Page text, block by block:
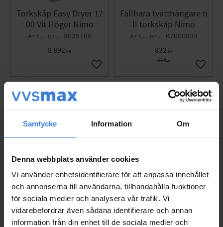
Samtycke Information Om
Denna webbplats använder cookies
Vi använder enhetsidentifierare för att anpassa innehållet
och annonserna till användarna, tillhandahålla funktioner
för sociala medier och analysera vår trafik. Vi
vidarebefordrar även sådana identifierare och annan
information från din enhet till de sociala medier och
Energiåtgång
1,3 kWh vid normallast (4 kg).
Anslutning
Kräver ingen frånluftsventilation
You
Be the first to leave a review.
Torkskåp Easy Dryer 17
00 Vit Höger Nimo
8035706
8 892 KR
Add to favorites
Fällbara tvätthängare ti
ll torkskåp Nimo
67000034
832 KR
964KR
Add